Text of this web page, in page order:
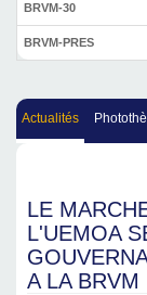
BRVM-30
BRVM-PRES
Actualités
LE
L'UEMOA
A LA BRVM